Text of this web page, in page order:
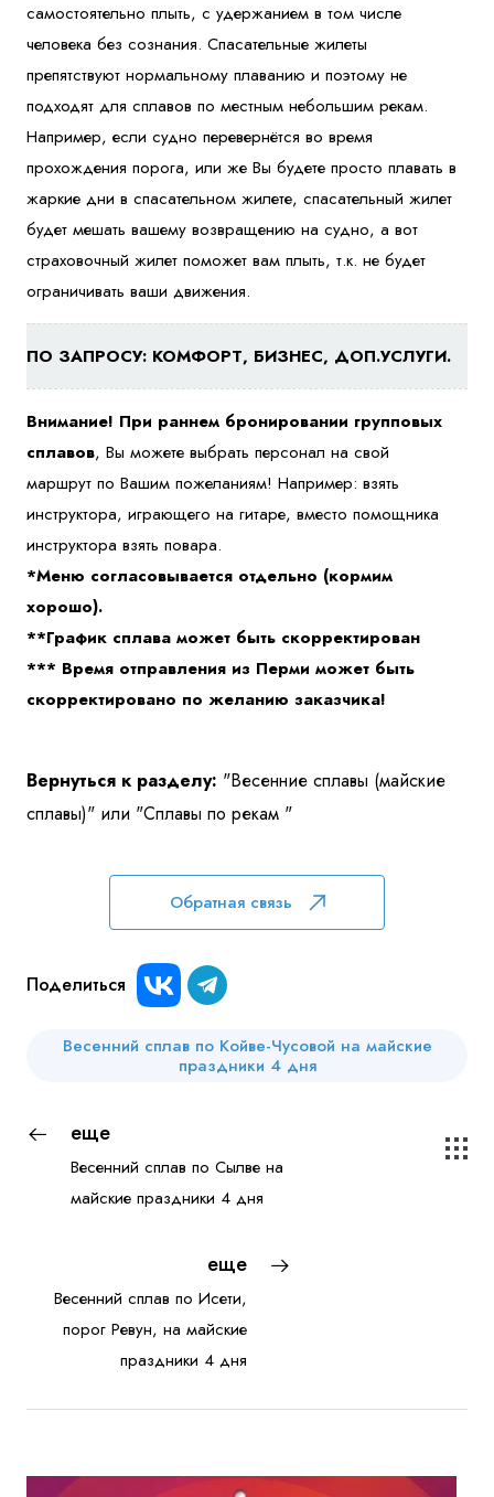
самостоятельно плыть, с удержанием в том числе
человека без сознания. Спасательные жилеты
препятствуют нормальному плаванию и поэтому не
подходят для сплавов по местным небольшим рекам.
Например, если судно перевернётся во время
прохождения порога, или же Вы будете просто плавать в
жаркие дни в спасательном жилете, спасательный жилет
будет мешать вашему возвращению на судно, а вот
страховочный жилет поможет вам плыть, т.к. не будет
ограничивать ваши движения.
ПО ЗАПРОСУ: КОМФОРТ, БИЗНЕС, ДОП.УСЛУГИ.
Внимание! При раннем бронировании групповых
сплавов, Вы можете выбрать персонал на свой
маршрут по Вашим пожеланиям! Например: взять
инструктора, играющего на гитаре, вместо помощника
инструктора взять повара.
*Меню согласовывается отдельно (кормим
хорошо).
**График сплава может быть скорректирован
*** Время отправления из Перми может быть
скорректировано по желанию заказчика!
Вернуться к разделу: "Весенние сплавы (майские
сплавы)" или "Сплавы по рекам "
Обратная связь
Поделиться
Весенний сплав по Койве-Чусовой на майские
праздники 4 дня
еще
Весенний сплав по Сылве на
майские праздники 4 дня
еще
Весенний сплав по Исети,
порог Ревун, на майские
праздники 4 дня